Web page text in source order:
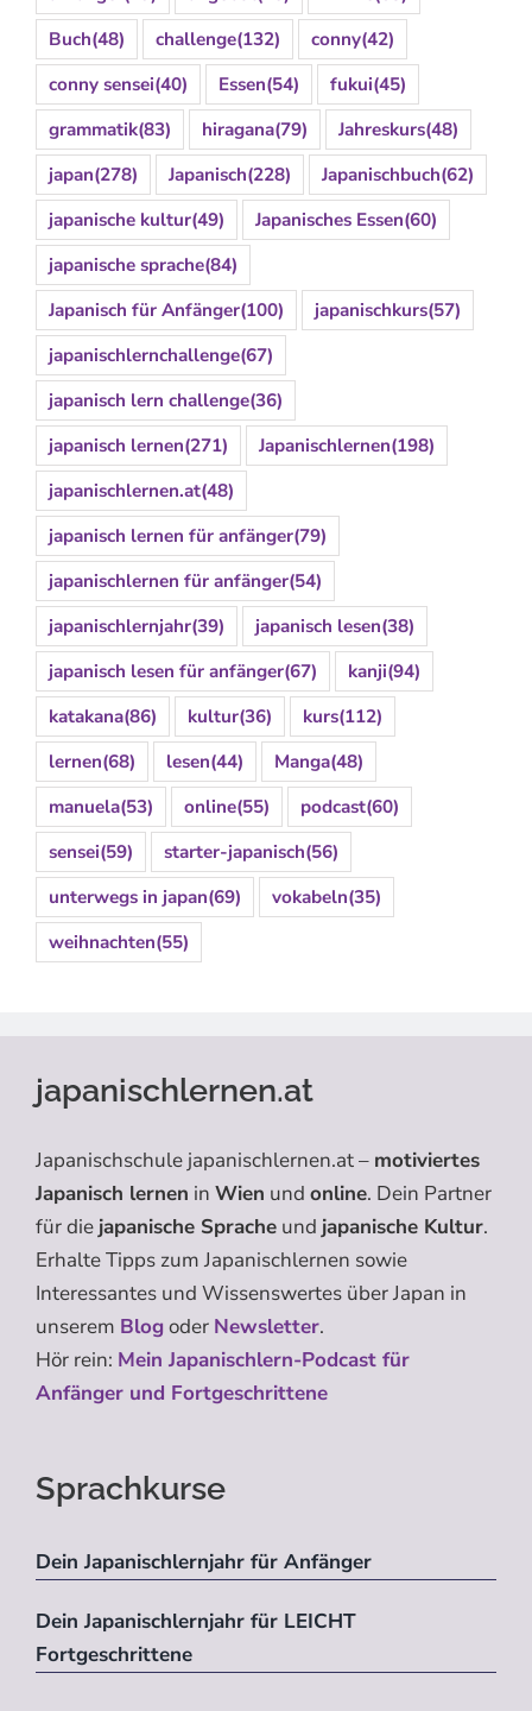
Buch(48) challenge(132) conny(42)
conny sensei(40) Essen(54) fukui(45)
grammatik(83) hiragana(79) Jahreskurs(48)
japan(278) Japanisch(228) Japanischbuch(62)
japanische kultur(49) Japanisches Essen(60)
japanische sprache(84)
Japanisch für Anfänger(100) japanischkurs(57)
japanischlernchallenge(67)
japanisch lern challenge(36)
japanisch lernen(271) Japanischlernen(198)
japanischlernen.at(48)
japanisch lernen für anfänger(79)
japanischlernen für anfänger(54)
japanischlernjahr(39) japanisch lesen(38)
japanisch lesen für anfänger(67) kanji(94)
katakana(86) kultur(36) kurs(112)
lernen(68) lesen(44) Manga(48)
manuela(53) online(55) podcast(60)
sensei(59) starter-japanisch(56)
unterwegs in japan(69) vokabeln(35)
weihnachten(55)
japanischlernen.at
Japanischschule japanischlernen.at – motiviertes
Japanisch lernen in Wien und online. Dein Partner
für die japanische Sprache und japanische Kultur.
Erhalte Tipps zum Japanischlernen sowie
Interessantes und Wissenswertes über Japan in
unserem Blogoder Newsletter.
Hör rein: Mein Japanischlern-Podcast für
Anfänger und Fortgeschrittene
Sprachkurse
Dein Japanischlernjahr für Anfänger
Dein Japanischlernjahr für LEICHT
Fortgeschrittene